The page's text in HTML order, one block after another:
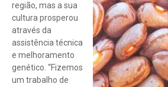
região, mas a sua
cultura prosperou
através da
assistência técnica
e melhoramento
genético. “Fizemos
um trabalho de